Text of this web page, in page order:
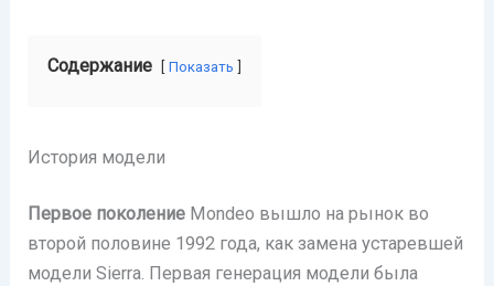
Содержание Показать
История модели
Первое поколение Mondeo вышло на рынок во
второй половине 1992 года, как замена устаревшей
модели Sierra. Первая генерация модели была